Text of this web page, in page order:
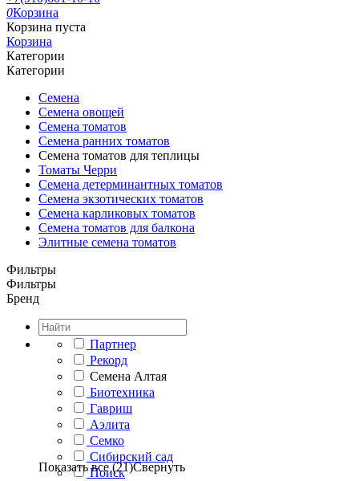
0Корзина
Корзина пуста
Корзина
Категории
Категории
Семена
Семена овощей
Семена томатов
Семена ранних томатов
Семена томатов для теплицы
Томаты Черри
Семена детерминантных томатов
Семена экзотических томатов
Семена карликовых томатов
Семена томатов для балкона
Элитные семена томатов
Фильтры
Фильтры
Бренд
Партнер
Рекорд
Семена Алтая
Биотехника
Гавриш
Аэлита
Семко
Сибирский сад
Поиск
Показать все (21)Свернуть